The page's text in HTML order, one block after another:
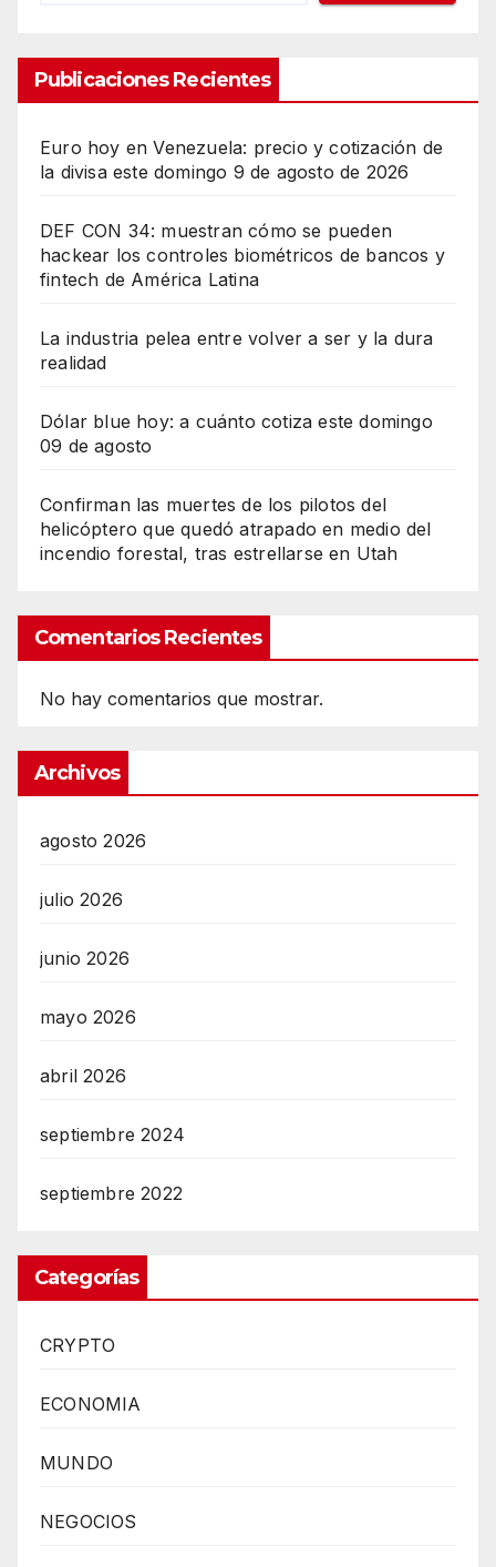
Publicaciones Recientes
Euro hoy en Venezuela: precio y cotización de
la divisa este domingo 9 de agosto de 2026
DEF CON 34: muestran cómo se pueden
hackear los controles biométricos de bancos y
fintech de América Latina
La industria pelea entre volver a ser y la dura
realidad
Dólar blue hoy: a cuánto cotiza este domingo
09 de agosto
Confirman las muertes de los pilotos del
helicóptero que quedó atrapado en medio del
incendio forestal, tras estrellarse en Utah
Comentarios Recientes
No hay comentarios que mostrar.
Archivos
agosto 2026
julio 2026
junio 2026
mayo 2026
abril 2026
septiembre 2024
septiembre 2022
Categorías
CRYPTO
ECONOMIA
MUNDO
NEGOCIOS